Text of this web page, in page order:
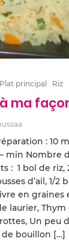
Plat principal Riz
ma
: 10
min Nombre
: 1 bol de riz,
d’ail, 1/2
en graines
laurier, Thym
Un peu
de bouillon […]